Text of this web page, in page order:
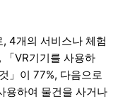
4개의 서비스나 체험
「VR기기를 사용하
」이 77%, 다음으로
용하여 물건을 사거나